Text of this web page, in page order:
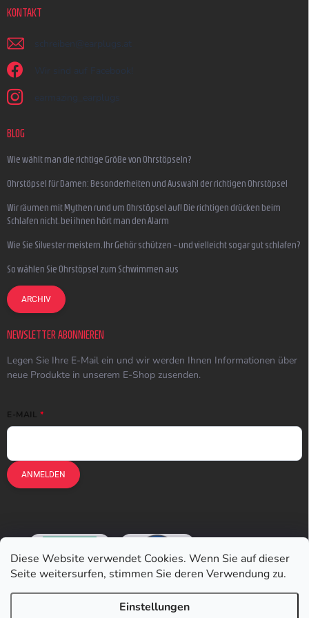
Diese Website verwendet Cookies. Wenn Sie auf dieser
Seite weitersurfen, stimmen Sie deren Verwendung zu.
Einstellungen
KONTAKT
schreiben @ earplugs.at
Wir sind auf Facebook!
earmazing_earplugs
BLOG
Wie wählt man die richtige Größe von Ohrstöpseln?
Ohrstöpsel für Damen: Besonderheiten und Auswahl der richtigen Ohrstöpsel
Wir räumen mit Mythen rund um Ohrstöpsel auf! Die richtigen drücken beim
Schlafen nicht, bei ihnen hört man den Alarm
Wie Sie Silvester meistern, Ihr Gehör schützen – und vielleicht sogar gut schlafen?
So wählen Sie Ohrstöpsel zum Schwimmen aus
ARCHIV
NEWSLETTER ABONNIEREN
Legen Sie Ihre E-Mail ein und wir werden Ihnen Informationen über
neue Produkte in unserem E-Shop zusenden.
E-MAIL
ANMELDEN